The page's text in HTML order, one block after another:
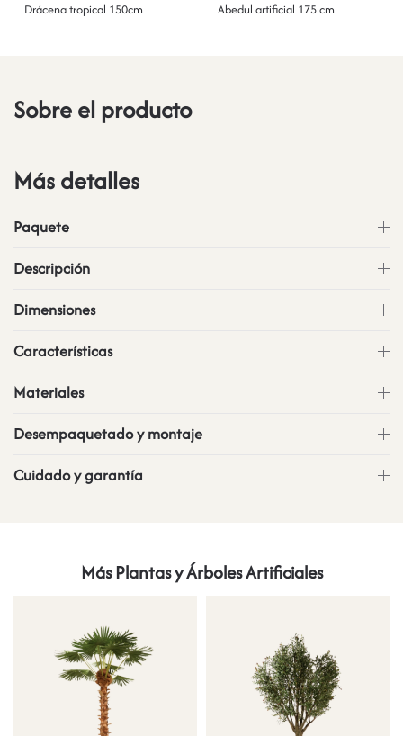
Drácena tropical 150cm Abedul artificial 175 cm
Sobre el producto
Más detalles
Paquete
Descripción
Dimensiones
Características
Materiales
Desempaquetado y montaje
Cuidado y garantía
Más Plantas y Árboles Artificiales